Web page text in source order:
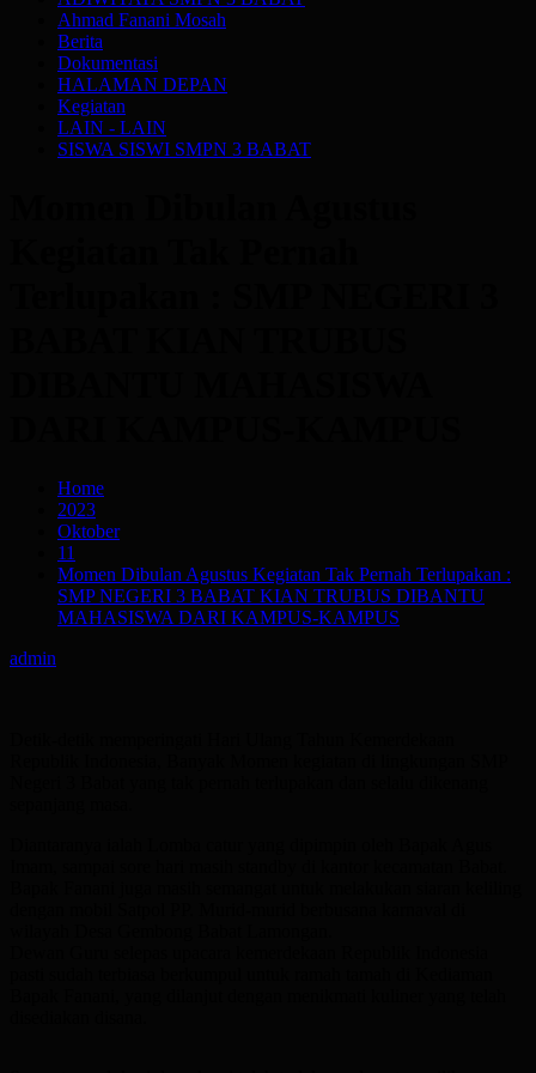
Ahmad Fanani Mosah
Berita
Dokumentasi
HALAMAN DEPAN
Kegiatan
LAIN - LAIN
SISWA SISWI SMPN 3 BABAT
Home
2023
Oktober
11
Momen Dibulan Agustus Kegiatan Tak Pernah Terlupakan :
SMP NEGERI 3 BABAT KIAN TRUBUS DIBANTU
MAHASISWA DARI KAMPUS-KAMPUS
admin